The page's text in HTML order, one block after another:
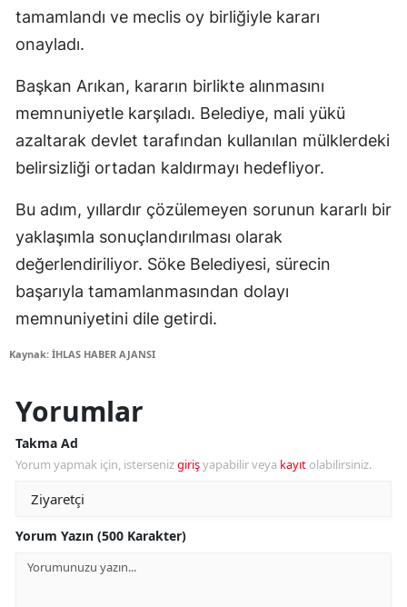
tamamlandı ve meclis oy birliğiyle kararı
onayladı.
Başkan Arıkan, kararın birlikte alınmasını
memnuniyetle karşıladı. Belediye, mali yükü
azaltarak devlet tarafından kullanılan mülklerdeki
belirsizliği ortadan kaldırmayı hedefliyor.
Bu adım, yıllardır çözülemeyen sorunun kararlı bir
yaklaşımla sonuçlandırılması olarak
değerlendiriliyor. Söke Belediyesi, sürecin
başarıyla tamamlanmasından dolayı
memnuniyetini dile getirdi.
Kaynak: İHLAS HABER AJANSI
Yorumlar
Takma Ad
Yorum yapmak için, istersenizgirişyapabilir veya kayıt olabilirsiniz.
Yorum Yazın (500 Karakter)